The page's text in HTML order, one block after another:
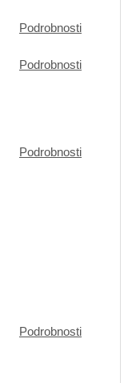
Podrobnosti
Podrobnosti
Podrobnosti
Podrobnosti